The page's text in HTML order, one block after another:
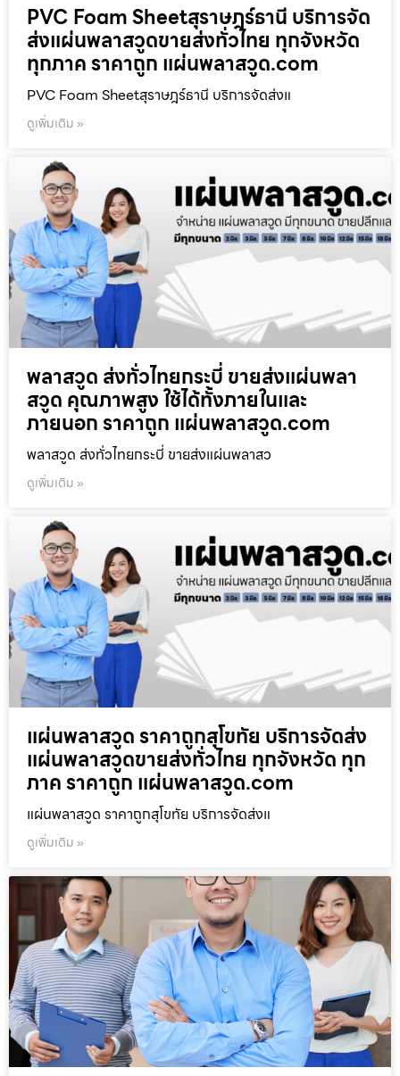
PVC Foam Sheetสุราษฎร์ธานี บริการจัด
ส่งแผ่นพลาสวูดขายส่งทั่วไทย ทุกจังหวัด
ทุกภาค ราคาถูก แผ่นพลาสวูด.com
PVC Foam Sheetสุราษฎร์ธานี บริการจัดส่งแ
ดูเพิ่มเติม »
พลาสวูด ส่งทั่วไทยกระบี่ ขายส่งแผ่นพลา
สวูด คุณภาพสูง ใช้ได้ทั้งภายในและ
ภายนอก ราคาถูก แผ่นพลาสวูด.com
พลาสวูด ส่งทั่วไทยกระบี่ ขายส่งแผ่นพลาสว
ดูเพิ่มเติม »
แผ่นพลาสวูด ราคาถูกสุโขทัย บริการจัดส่ง
แผ่นพลาสวูดขายส่งทั่วไทย ทุกจังหวัด ทุก
ภาค ราคาถูก แผ่นพลาสวูด.com
แผ่นพลาสวูด ราคาถูกสุโขทัย บริการจัดส่งแ
ดูเพิ่มเติม »